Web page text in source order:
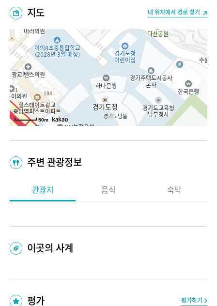
지도 내 위치에서 경로 찾기
50m
주변 관광정보
관광지 음식 숙박
이곳의 사계
평가 평가하기